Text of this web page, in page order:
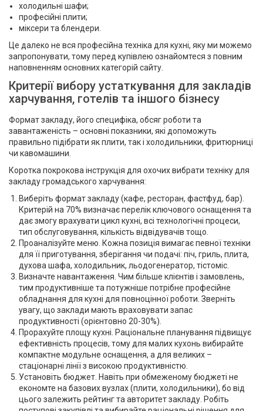
холодильні шафи;
професійні плити;
міксери та блендери.
Це далеко не вся професійна техніка для кухні, яку ми можемо
запропонувати, тому перед купівлею ознайомтеся з повним
наповненням основних категорій сайту.
Критерії вибору устаткування для закладів
харчування, готелів та іншого бізнесу
Формат закладу, його специфіка, обсяг роботи та
завантаженість – основні показники, які допоможуть
правильно підібрати як плити, так і холодильники, фритюрниці
чи кавомашини.
Коротка покрокова інструкція для охочих вибрати техніку для
закладу громадського харчування:
Виберіть формат закладу (кафе, ресторан, фастфуд, бар).
Критерій на 70% визначає перелік ключового оснащення та
дає змогу врахувати цикл кухні, всі технологічні процеси,
тип обслуговування, кількість відвідувачів тощо.
Проаналізуйте меню. Кожна позиція вимагає певної техніки
для її приготування, зберігання чи подачі: піч, гриль, плита,
духова шафа, холодильник, льодогенератор, тістоміс.
Визначте навантаження. Чим більше клієнтів і замовлень,
тим продуктивніше та потужніше потрібне професійне
обладнання для кухні для повноцінної роботи. Зверніть
увагу, що заклади мають враховувати запас
продуктивності (орієнтовно 20-30%).
Прорахуйте площу кухні. Раціональне планування підвищує
ефективність процесів, тому для малих кухонь вибирайте
компактне модульне оснащення, а для великих –
стаціонарні лінії з високою продуктивністю.
Установіть бюджет. Навіть при обмеженому бюджеті не
економте на базових вузлах (плити, холодильники), бо від
цього залежить рейтинг та авторитет закладу. Робіть